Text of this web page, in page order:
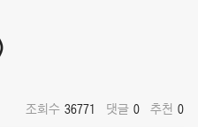
조회수 36771 댓글 0 추천 0